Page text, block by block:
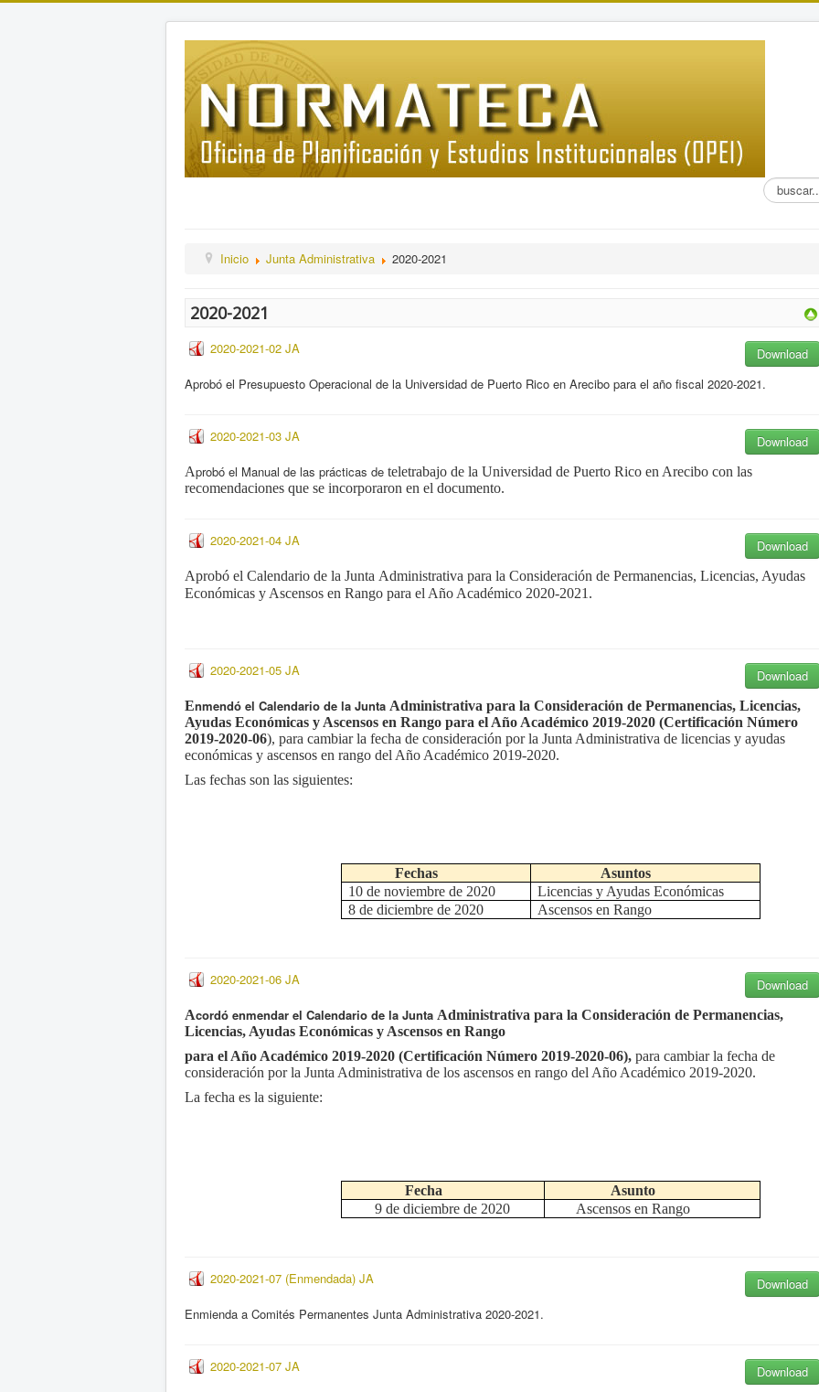
Buscar...
Inicio Junta Administrativa 2020-2021
2020-2021
2020-2021-02 JA
Download
Aprobó el Presupuesto Operacional de la Universidad de Puerto Rico en Arecibo para el año fiscal 2020-2021.
2020-2021-03 JA Download
Aprobó el Manual de las prácticas de teletrabajo de la Universidad de Puerto Rico en Arecibo con las
recomendaciones que se incorporaron en el documento.
2020-2021-04 JA Download
Aprobó el Calendario de la Junta Administrativa para la Consideración de Permanencias, Licencias, Ayudas
Económicas y Ascensos en Rango para el Año Académico 2020-2021.
2020-2021-05 JA Download
Enmendó el Calendario de la Junta Administrativa para la Consideración de Permanencias, Licencias,
Ayudas Económicas y Ascensos en Rango para el Año Académico 2019-2020 (Certificación Número
2019-2020-06), para cambiar la fecha de consideración por la Junta Administrativa de licencias y ayudas
económicas y ascensos en rango del Año Académico 2019-2020.
Las fechas son las siguientes:
Fechas
Asuntos
10 de noviembre de 2020
Licencias y Ayudas Económicas
8 de diciembre de 2020
Ascensos en Rango
2020-2021-06 JA Download
Acordó enmendar el Calendario de la Junta Administrativa para la Consideración de Permanencias,
Licencias, Ayudas Económicas y Ascensos en Rango
para el Año Académico 2019-2020 (Certificación Número 2019-2020-06), para cambiar la fecha de
consideración por la Junta Administrativa de los ascensos en rango del Año Académico 2019-2020.
La fecha es la siguiente:
Fecha
Asunto
9 de diciembre de 2020
Ascensos en Rango
2020-2021-07 (Enmendada) JA
Download
Enmienda a Comités Permanentes Junta Administrativa 2020-2021.
2020-2021-07 JA
Download